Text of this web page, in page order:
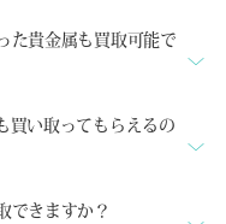
た貴金属も買取可能で
買い取ってもらえるの
できますか？